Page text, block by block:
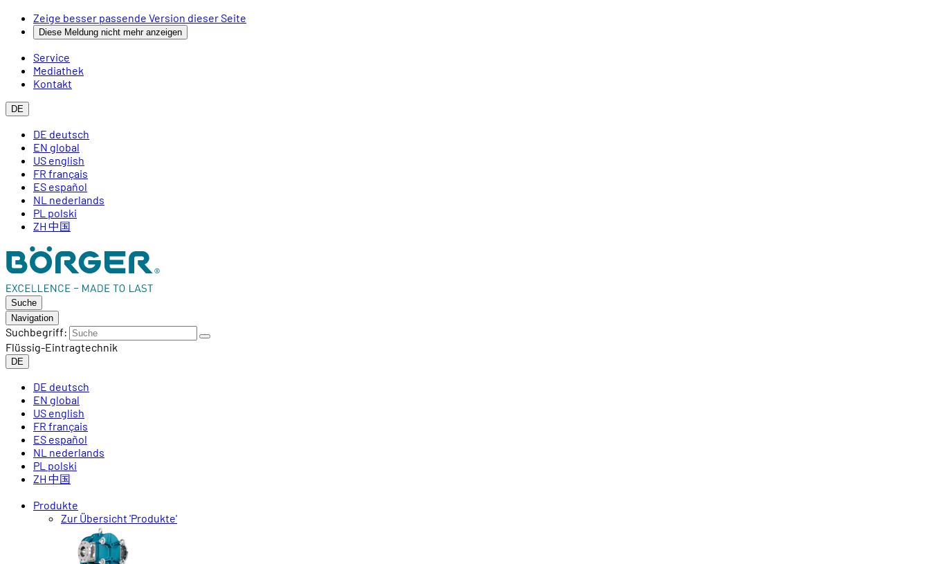
Zeige besser passende Version dieser Seite
Diese Meldung nicht mehr anzeigen
Service
Mediathek
Kontakt
DE
DE deutsch
EN global
US english
FR français
ES español
NL nederlands
PL polski
ZH 中国
Suche
Navigation
Suchbegriff:
Flüssig-Eintragtechnik
DE
DE deutsch
EN global
US english
FR français
ES español
NL nederlands
PL polski
ZH 中国
Produkte
Zur Übersicht 'Produkte'